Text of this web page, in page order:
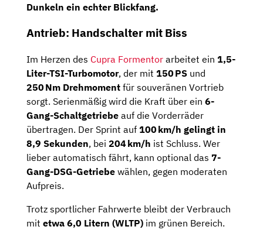
Dunkeln ein echter Blickfang.
Antrieb: Handschalter mit Biss
Im Herzen des Cupra Formentor arbeitet ein 1,5-
Liter-TSI-Turbomotor, der mit 150 PS und
250 Nm Drehmoment für souveränen Vortrieb
sorgt. Serienmäßig wird die Kraft über ein 6-
Gang-Schaltgetriebe auf die Vorderräder
übertragen. Der Sprint auf 100 km/h gelingt in
8,9 Sekunden, bei 204 km/h ist Schluss. Wer
lieber automatisch fährt, kann optional das 7-
Gang-DSG-Getriebe wählen, gegen moderaten
Aufpreis.
Trotz sportlicher Fahrwerte bleibt der Verbrauch
mit etwa 6,0 Litern (WLTP) im grünen Bereich.